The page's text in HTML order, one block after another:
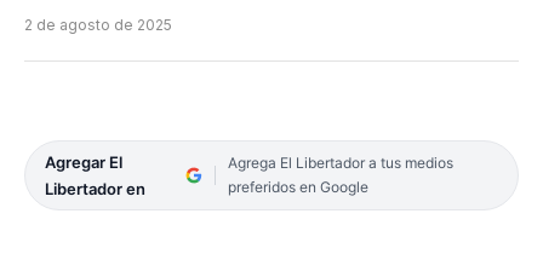
2 de agosto de 2025
Agregar El
Libertador en
Agrega El Libertador a tus medios
preferidos en Google